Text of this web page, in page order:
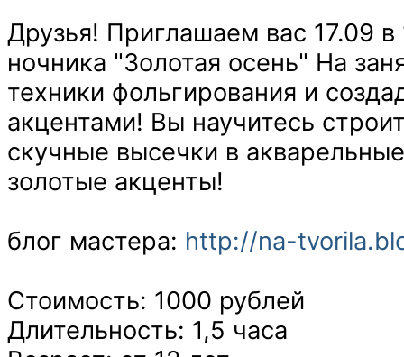
Друзья! Приглашаем вас 17.09
ночника "Золотая осень" На
техники фольгирования и
акцентами! Вы научитесь
скучные высечки в
золотые акценты!
блог мастера: http://na-
Стоимость: 1000 рублей
Длительность: 1,5 часа